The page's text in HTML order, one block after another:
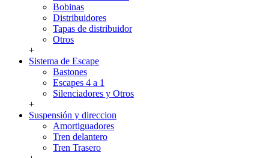
Bobinas
Distribuidores
Tapas de distribuidor
Otros
+
Sistema de Escape
Bastones
Escapes 4 a 1
Silenciadores y Otros
+
Suspensión y direccion
Amortiguadores
Tren delantero
Tren Trasero